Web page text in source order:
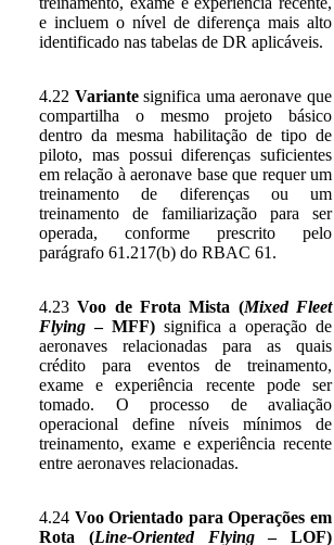
e incluem o nível de diferença mais alto
identificado nas tabelas de DR aplicáveis.
4.22 Variantesignifica uma aeronave que
compartilha o mesmo projeto básico
dentro da mesma habilitação de tipo de
piloto, mas possui diferenças suficientes
em relação à aeronave base que requer um
treinamento de diferenças ou um
treinamento de familiarização para ser
operada, conforme prescrito pelo
parágrafo 61.217(b) do RBAC 61.
4.23Voo de Frota Mista (Mixed Fleet
Flying – MFF)significa a operação de
aeronaves relacionadas para as quais
crédito para eventos de treinamento,
exame e experiência recente pode ser
tomado. O processo de avaliação
operacional define níveis mínimos de
treinamento, exame e experiência recente
entre aeronaves relacionadas.
4.24 Voo Orientado para Operações em
Rota (Line-Oriented Flying– LOF)